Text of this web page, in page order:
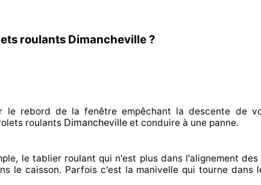
roulants Dimancheville ?
le rebord de la fenêtre empêchant la descente de
roulants Dimancheville et conduire à une panne.
le tablier roulant qui n'est plus dans l'alignement des
le caisson. Parfoisc'est la manivelle qui tourne dans